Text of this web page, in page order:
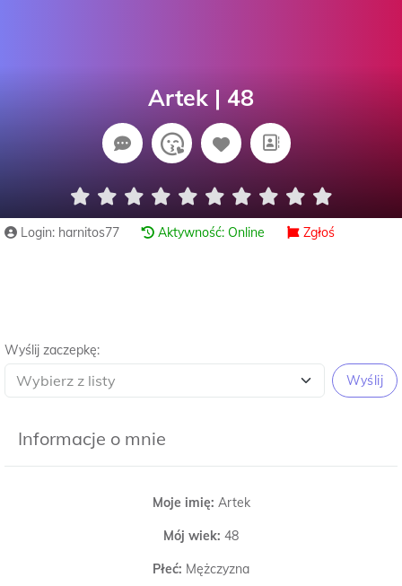
Artek | 48
Login: harnitos77 Aktywność: Online Zgłoś
Wyślij zaczepkę:
Wyślij
Informacje o mnie
Moje imię: Artek
Mój wiek: 48
Płeć: Mężczyzna